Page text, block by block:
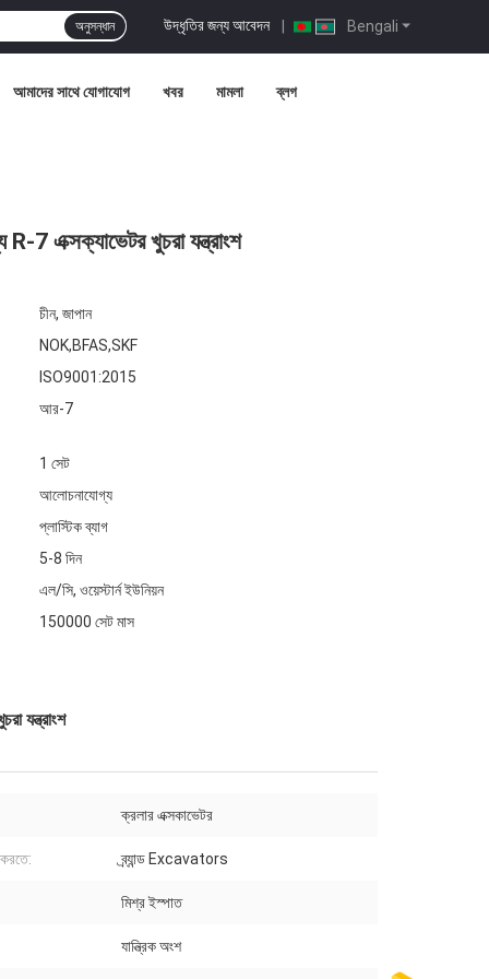
Bengali
উদ্ধৃতির জন্য আবেদন |
অনুসন্ধান
আমাদের সাথে যোগাযোগ খবর মামলা ব্লগ
7 এক্সক্যাভেটর খুচরা যন্ত্রাংশ
চীন, জাপান
NOK,BFAS,SKF
ISO9001:2015
আর-7
1 সেট
আলোচনাযোগ্য
প্লাস্টিক ব্যাগ
5-8 দিন
এল/সি, ওয়েস্টার্ন ইউনিয়ন
150000 সেট মাস
যন্ত্রাংশ
ক্রলার এক্সকাভেটর
ব্র্যান্ড Excavators
মিশ্র ইস্পাত
যান্ত্রিক অংশ